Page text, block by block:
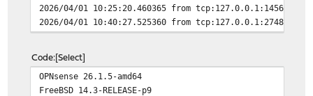
2026/04/01 10:25:20.460365 from tcp:127.0.0.1:14560
2026/04/01 10:40:27.525360 from tcp:127.0.0.1:27483
Code Select
OPNsense 26.1.5-amd64
FreeBSD 14.3-RELEASE-p9